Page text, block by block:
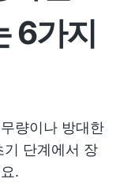
6가지
량이나 방대한
기 단계에서 장
.